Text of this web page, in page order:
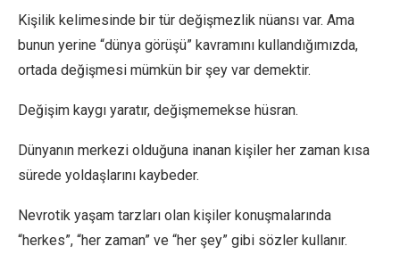
Kişilik kelimesinde bir tür değişmezlik nüansı var. Ama
bunun yerine “dünya görüşü” kavramını kullandığımızda,
ortada değişmesi mümkün bir şey var demektir.
Değişim kaygı yaratır, değişmemekse hüsran.
Dünyanın merkezi olduğuna inanan kişiler her zaman kısa
sürede yoldaşlarını kaybeder.
Nevrotik yaşam tarzları olan kişiler konuşmalarında
“herkes”, “her zaman” ve “her şey” gibi sözler kullanır.